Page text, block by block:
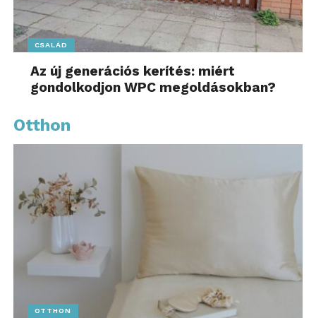
CSALÁD
Az új generációs kerítés: miért
gondolkodjon WPC megoldásokban?
Otthon
OTTHON